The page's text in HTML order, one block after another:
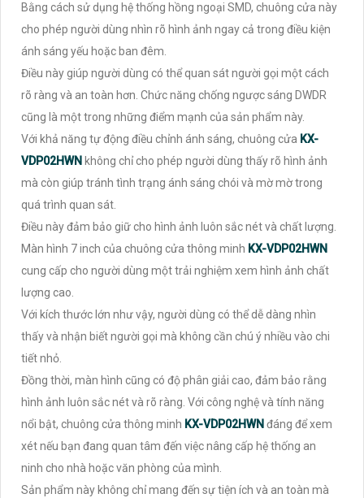
Bằng cách sử dụng hệ thống hồng ngoại SMD, chuông cửa này
cho phép người dùng nhìn rõ hình ảnh ngay cả trong điều kiện
ánh sáng yếu hoặc ban đêm.
Điều này giúp người dùng có thể quan sát người gọi một cách
rõ ràng và an toàn hơn. Chức năng chống ngược sáng DWDR
cũng là một trong những điểm mạnh của sản phẩm này.
Với khả năng tự động điều chỉnh ánh sáng, chuông cửa KX-
VDP02HWN không chỉ cho phép người dùng thấy rõ hình ảnh
mà còn giúp tránh tình trạng ánh sáng chói và mờ mờ trong
quá trình quan sát.
Điều này đảm bảo giữ cho hình ảnh luôn sắc nét và chất lượng.
Màn hình 7 inch của chuông cửa thông minh KX-VDP02HWN
cung cấp cho người dùng một trải nghiệm xem hình ảnh chất
lượng cao.
Với kích thước lớn như vậy, người dùng có thể dễ dàng nhìn
thấy và nhận biết người gọi mà không cần chú ý nhiều vào chi
tiết nhỏ.
Đồng thời, màn hình cũng có độ phân giải cao, đảm bảo rằng
hình ảnh luôn sắc nét và rõ ràng. Với công nghệ và tính năng
nổi bật, chuông cửa thông minh KX-VDP02HWN đáng để xem
xét nếu bạn đang quan tâm đến việc nâng cấp hệ thống an
ninh cho nhà hoặc văn phòng của mình.
Sản phẩm này không chỉ mang đến sự tiện ích và an toàn mà